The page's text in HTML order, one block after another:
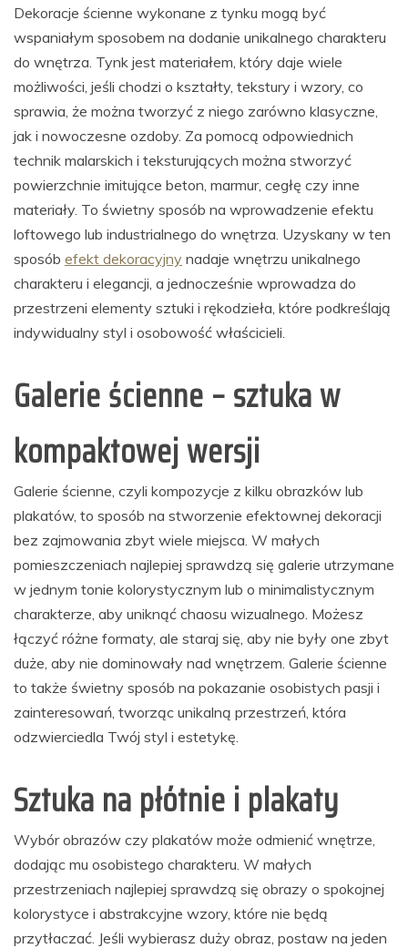
Dekoracje ścienne wykonane z tynku mogą być
wspaniałym sposobem na dodanie unikalnego charakteru
do wnętrza. Tynk jest materiałem, który daje wiele
możliwości, jeśli chodzi o kształty, tekstury i wzory, co
sprawia, że można tworzyć z niego zarówno klasyczne,
jak i nowoczesne ozdoby. Za pomocą odpowiednich
technik malarskich i teksturujących można stworzyć
powierzchnie imitujące beton, marmur, cegłę czy inne
materiały. To świetny sposób na wprowadzenie efektu
loftowego lub industrialnego do wnętrza. Uzyskany w ten
sposób efekt dekoracyjny nadaje wnętrzu unikalnego
charakteru i elegancji, a jednocześnie wprowadza do
przestrzeni elementy sztuki i rękodzieła, które podkreślają
indywidualny styl i osobowość właścicieli.
Galerie ścienne – sztuka w
kompaktowej wersji
Galerie ścienne, czyli kompozycje z kilku obrazków lub
plakatów, to sposób na stworzenie efektownej dekoracji
bez zajmowania zbyt wiele miejsca. W małych
pomieszczeniach najlepiej sprawdzą się galerie utrzymane
w jednym tonie kolorystycznym lub o minimalistycznym
charakterze, aby uniknąć chaosu wizualnego. Możesz
łączyć różne formaty, ale staraj się, aby nie były one zbyt
duże, aby nie dominowały nad wnętrzem. Galerie ścienne
to także świetny sposób na pokazanie osobistych pasji i
zainteresowań, tworząc unikalną przestrzeń, która
odzwierciedla Twój styl i estetykę.
Sztuka na płótnie i plakaty
Wybór obrazów czy plakatów może odmienić wnętrze,
dodając mu osobistego charakteru. W małych
przestrzeniach najlepiej sprawdzą się obrazy o spokojnej
kolorystyce i abstrakcyjne wzory, które nie będą
przytłaczać. Jeśli wybierasz duży obraz, postaw na jeden